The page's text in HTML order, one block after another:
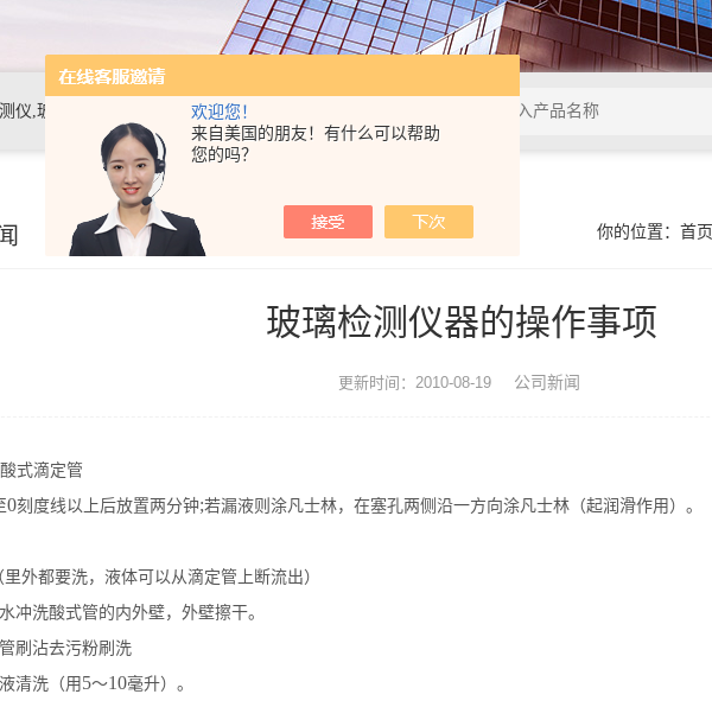
欢迎您！
来自美国的朋友！有什么可以帮助
您的吗？
材料检测仪，高温物性仪，研磨机，制样机，实验电炉等
你的位置： 首页
玻璃检测仪器的操作事项
更新时间：2010-08-19 公司新闻
式滴定管
0刻度线以上后放置两分钟;若漏液则涂凡士林，在塞孔两侧沿一方向涂凡士林（起润滑作用）。
外都要洗，液体可以从滴定管上断流出）
冲洗酸式管的内外壁，外壁擦干。
刷沾去污粉刷洗
清洗（用 5～10毫升）。